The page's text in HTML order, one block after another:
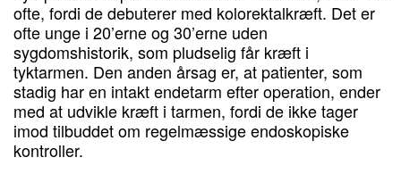
ofte, fordi de debuterer med kolorektalkræft. Det er
ofte unge i 20’erne og 30’erne uden
sygdomshistorik, som pludselig får kræft i
tyktarmen. Den anden årsag er, at patienter, som
stadig har en intakt endetarm efter operation, ender
med at udvikle kræft i tarmen, fordi de ikke tager
imod tilbuddet om regelmæssige endoskopiske
kontroller.